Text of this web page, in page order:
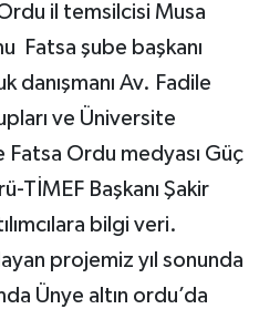
il temsilcisi Musa
Fatsa şube başkanı
danışmanı Av. Fadile
ve Üniversite
Fatsa Ordu medyası Güç
TİMEF Başkanı Şakir
bilgi veri.
projemiz yıl sonunda
Ünye altın ordu’da